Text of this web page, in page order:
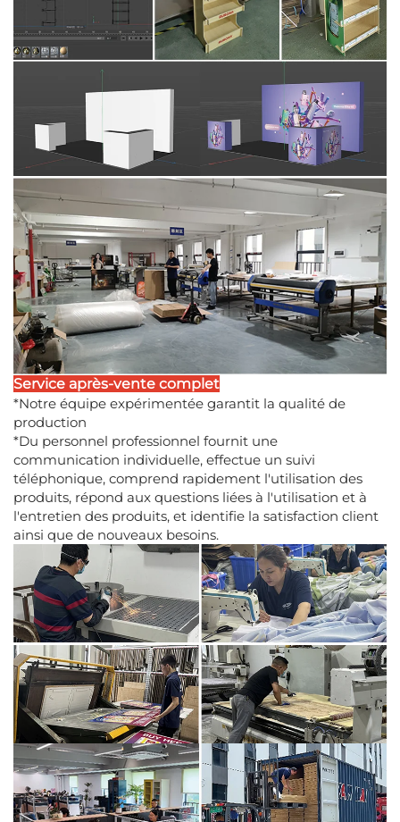
Service après-vente complet
*Notre équipe expérimentée garantit la qualité de
production
*Du personnel professionnel fournit une
communication individuelle, effectue un suivi
téléphonique, comprend rapidement l'utilisation des
produits, répond aux questions liées à l'utilisation et à
l'entretien des produits, et identifie la satisfaction client
ainsi que de nouveaux besoins.